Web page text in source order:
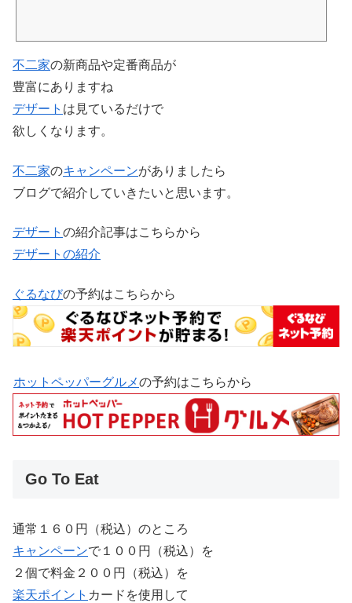
不二家の新商品や定番商品が
豊富にありますね
デザート は見ているだけで
欲しくなります。
不二家のキャンペーンがありましたら
ブログで紹介していきたいと思います。
デザート の紹介記事はこちらから
デザートの紹介
ぐるなびの予約はこちらから
ホットペッパーグルメの予約はこちらから
Go To Eat
通常１６０円（税込）のところ
キャンペーンで１００円（税込）を
２個で料金２００円（税込）を
楽天ポイント カードを使用して